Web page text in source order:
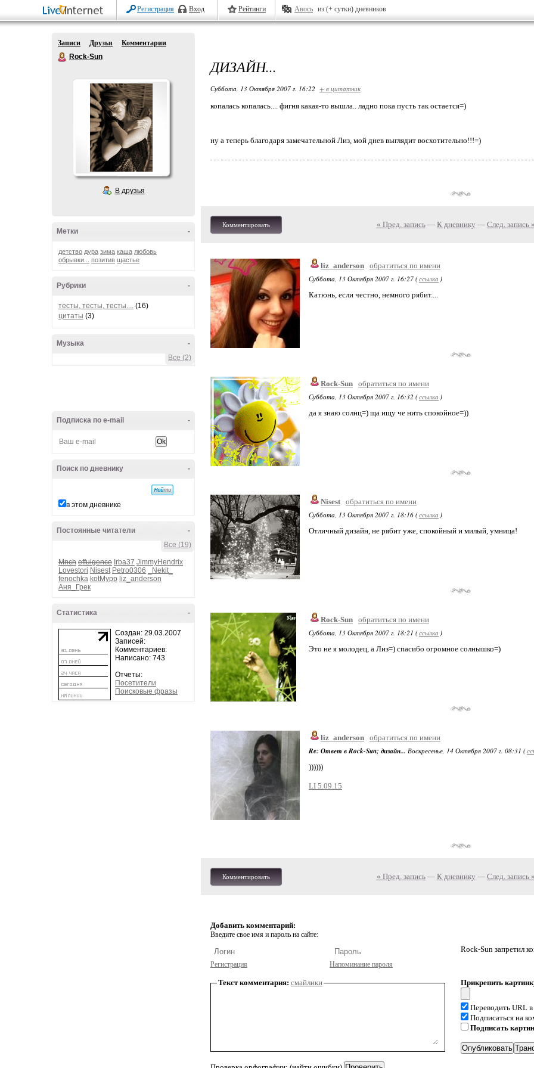
Регистрация Вход Рейтинги Авось из (+ сутки) дневников
Записи Друзья
Комментарии
Rock-Sun
В друзья
-
Метки
детство дура зима каша любовь
обрывки...
позитив щастье
-
Рубрики
тесты, тесты, тесты.... (16)
цитаты (3)
-
Музыка
Все (2)
-
Подписка по e-mail
-
Поиск по дневнику
в этом дневнике
-
Постоянные читатели
Все (19)
Mnch effulgence Irba37 JimmyHendrix
Lovestori Nisest Petro0306
_Nekit_
fenochka kotMypp liz_anderson
Аня_Грек
-
Статистика
Создан: 29.03.2007
Записей:
Комментариев:
Написано: 743
Отчеты:
Посетители
Поисковые фразы
ДИЗАЙН...
Суббота, 13 Октября 2007 г. 16:22 + в цитатник
копалась копалась.... фигня какая-то вышла.. ладно пока пусть так остается=)
ну а теперь благодаря замечательной Лиз, мой днев выглядит восхотительно!!!=)
Комментировать « Пред. запись— К дневнику — След. запись »
liz_anderson обратиться по имени
Суббота, 13 Октября 2007 г. 16:27 (ссылка )
Катюнь, если честно, немного рябит....
Rock-Sun обратиться по имени
Суббота, 13 Октября 2007 г. 16:32 (ссылка )
да я знаю солнц=) ща ищу че нить спокойное=))
Nisest обратиться по имени
Суббота, 13 Октября 2007 г. 18:16 (ссылка )
Отличный дизайн, не рябит уже, спокойный и милый, умница!
Rock-Sun обратиться по имени
Суббота, 13 Октября 2007 г. 18:21 (ссылка )
Это не я молодец, а Лиз=) спасибо огромное солнышко=)
liz_anderson обратиться по имени
Re: Ответ в Rock-Sun; дизайн... Воскресенье, 14 Октября 2007 г. 08:31 (
))))))
LI 5.09.15
Комментировать « Пред. запись— К дневнику — След. запись »
Добавить комментарий:
Введите свое имя и пароль на сайте:
Регистрация Напоминание пароля
Rock-Sun запретил
Текст комментария: смайлики Прикрепить
Переводить URL
Подписаться на
Подписать